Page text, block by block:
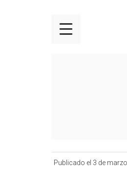
Publicado el 3 de